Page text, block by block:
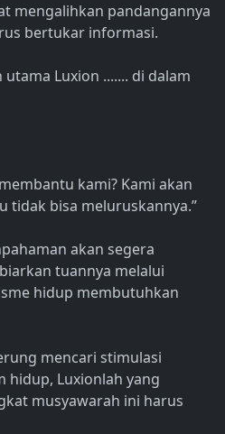
mengalihkan pandangannya
bertukar informasi.
Luxion ....... di dalam
kami? Kami akan
tidak bisa meluruskannya.”
akan segera
tuannya melalui
hidup membutuhkan
mencari stimulasi
hidup, Luxionlah yang
musyawarah ini harus